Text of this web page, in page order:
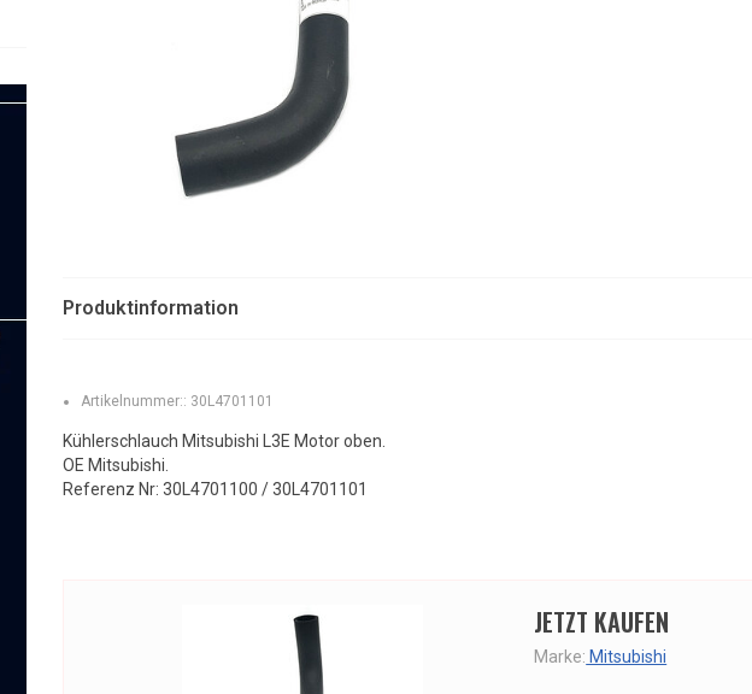
Produktinformation
Artikelnummer:: 30L4701101
Kühlerschlauch Mitsubishi L3E Motor oben.
OE Mitsubishi.
Referenz Nr: 30L4701100 / 30L4701101
JETZT KAUFEN
Marke: Mitsubishi